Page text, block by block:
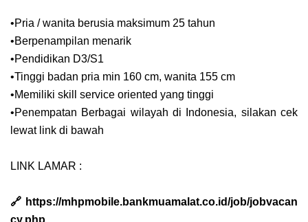
•Pria / wanita berusia maksimum 25 tahun
•Berpenampilan menarik
•Pendidikan D3/S1
•Tinggi badan pria min 160 cm, wanita 155 cm
•Memiliki skill service oriented yang tinggi
•Penempatan Berbagai wilayah di Indonesia, silakan cek
lewat link di bawah
LINK LAMAR :
🔗 https://mhpmobile.bankmuamalat.co.id/job/jobvacan
cy.php